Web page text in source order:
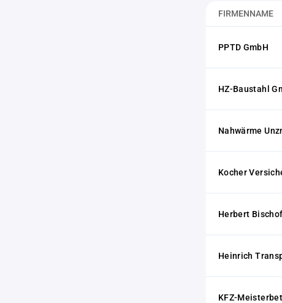
FIRMENNAME
PPTD GmbH
HZ-Baustahl
Nahwärme
Kocher
Herbert
Heinrich
KFZ-